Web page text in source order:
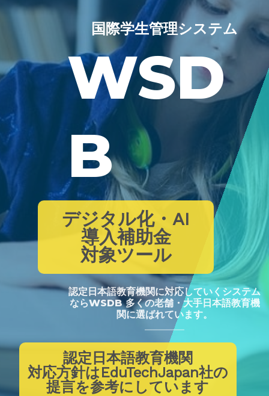
国際学生管理システム
WSD
B
デジタル化・AI
導入補助金
対象ツール
認定日本語教育機関に対応していくシステム
ならWSDB 多くの老舗・大手日本語教育機
関に選ばれています。
認定日本語教育機関
対応方針はEduTechJapan社の
提言を参考にしています